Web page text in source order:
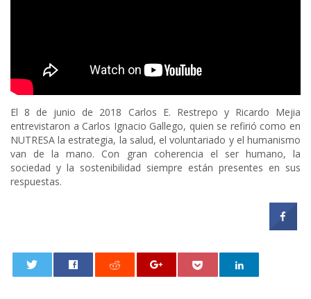
El 8 de junio de 2018 Carlos E. Restrepo y Ricardo Mejia
entrevistaron a Carlos Ignacio Gallego, quien se refirió como en
NUTRESA la estrategia, la salud, el voluntariado y el humanismo
van de la mano. Con gran coherencia el ser humano, la
sociedad y la sostenibilidad siempre están presentes en sus
respuestas.